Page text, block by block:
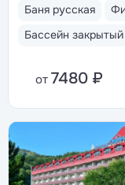
Баня русская
Бассейн закрытый
от 7480 ₽